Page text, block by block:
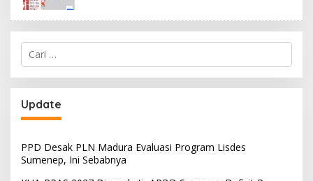
Cari
untuk:
Update
PPD Desak PLN Madura Evaluasi Program Lisdes
Sumenep, Ini Sebabnya